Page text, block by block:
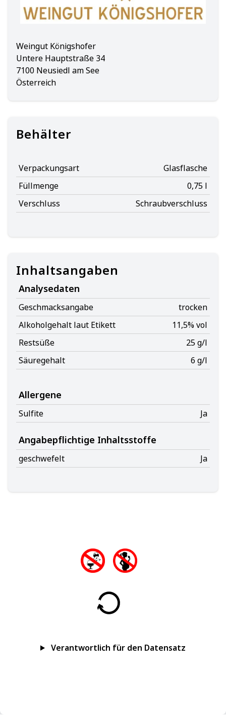
Weingut Königshofer
Untere Hauptstraße 34
7100 Neusiedl am See
Österreich
Behälter
Verpackungsart
Glasflasche
Füllmenge
0,75 l
Verschluss
Schraubverschluss
Inhaltsangaben
Analysedaten
Geschmacksangabe
trocken
Alkoholgehalt laut Etikett
11,5% vol
Restsüße
25 g/l
Säuregehalt
6 g/l
Allergene
Sulfite Ja
Angabepflichtige Inhaltsstoffe
geschwefelt Ja
Verantwortlich für den Datensatz